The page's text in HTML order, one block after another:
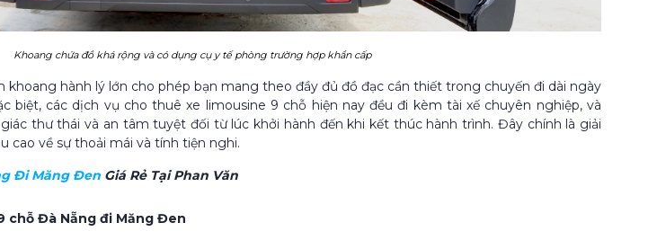
Khoang chứa đồ khá rộng và có dụng cụ y tế phòng trường hợp khẩn cấp
khoang hành lý lớn cho phép bạn mang theo đầy đủ đồ đạc cần thiết trong chuyến đi dài ngày
biệt, các dịch vụ cho thuê xe limousine 9 chỗ hiện nay đều đi kèm tài xế chuyên nghiệp, và
thư thái và an tâm tuyệt đối từ lúc khởi hành đến khi kết thúc hành trình. Đây chính là giải
cao về sự thoải mái và tính tiện nghi.
Đi Măng Đen Giá Rẻ Tại Phan Văn
chỗ Đà Nẵng đi Măng Đen